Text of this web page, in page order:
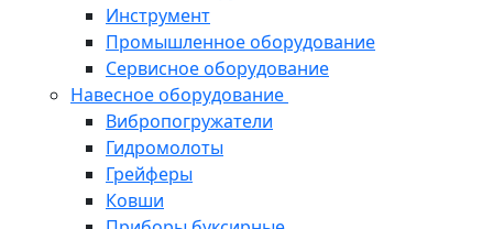
Инструмент
Промышленное оборудование
Сервисное оборудование
Навесное оборудование
Вибропогружатели
Гидромолоты
Грейферы
Ковши